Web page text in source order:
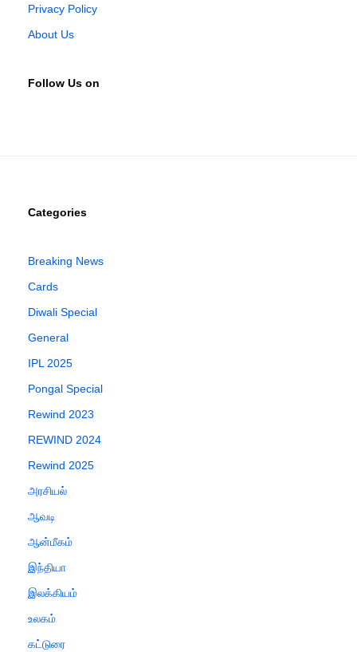
Privacy Policy
About Us
Follow Us on
Categories
Breaking News
Cards
Diwali Special
General
IPL 2025
Pongal Special
Rewind 2023
REWIND 2024
Rewind 2025
அரசியல்
ஆவடி
ஆன்மீகம்
இந்தியா
இலக்கியம்
உலகம்
கட்டுரை